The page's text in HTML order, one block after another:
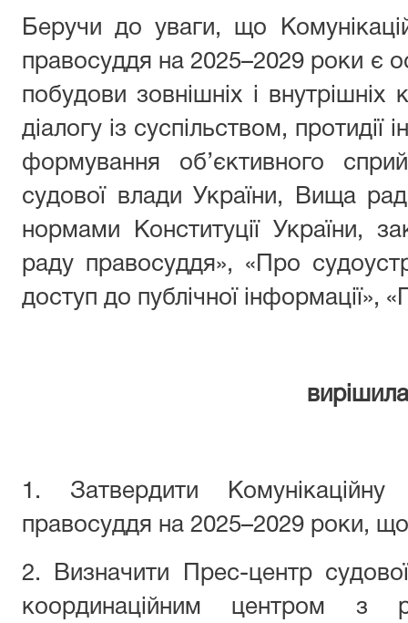
Беручи до уваги, що
правосуддя на 2025–2029 роки є
побудови зовнішніх і внутрішніх
діалогу із суспільством,
формування об’єктивного
судової влади України, Вища
нормами Конституції України,
раду правосуддя», «Про
доступ до публічної інформації»,
1. Затвердити
правосуддя на 2025–2029 роки,
2. Визначити Прес-центр
координаційним центром з